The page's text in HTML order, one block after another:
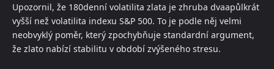
Upozornil, že 180denní volatilita zlata je zhruba dvaapůlkrát
vyšší než volatilita indexu S&P 500. To je podle něj velmi
neobvyklý poměr, který zpochybňuje standardní argument,
že zlato nabízí stabilitu v období zvýšeného stresu.